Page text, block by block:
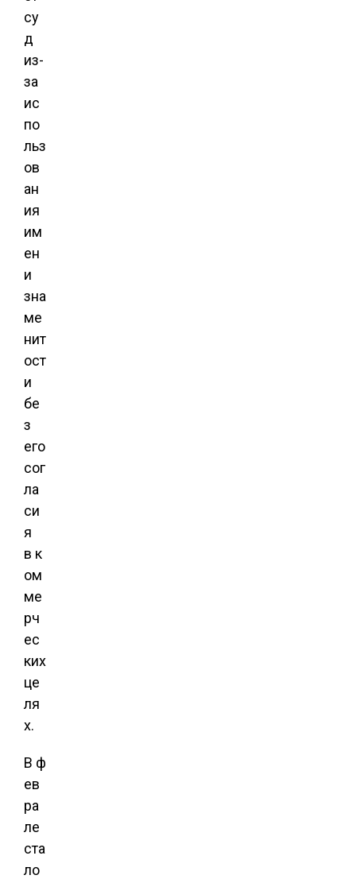
су
д
из-
за
ис
по
льз
ов
ан
ия
им
ен
и
зна
ме
нит
ост
и
бе
з
его
сог
ла
си
я
в к
ом
ме
рч
ес
ких
це
ля
х.
В ф
ев
ра
ле
ста
ло